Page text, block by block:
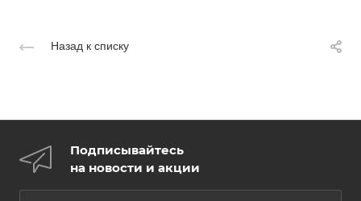
Назад к списку
Подписывайтесь
на новости и акции